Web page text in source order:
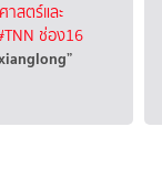
าสตร์และ
ช่อง16